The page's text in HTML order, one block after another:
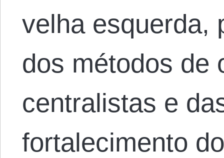
velha esquerda,
dos métodos de
centralistas e
fortalecimento